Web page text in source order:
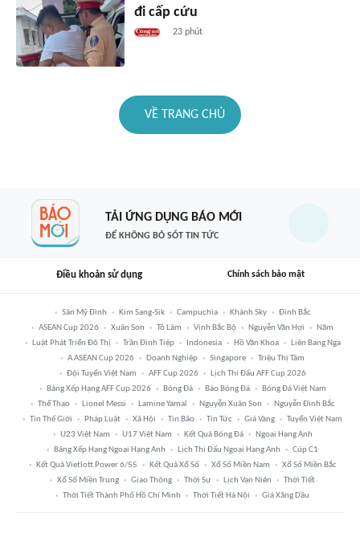
đi cấp cứu
23 phút
VỀ TRANG CHỦ
TẢI ỨNG DỤNG BÁO MỚI
ĐỂ KHÔNG BỎ SÓT TIN TỨC
Điều khoản sử dụng Chính sách bảo mật
Sân Mỹ Đình Kim Sang-Sik Campuchia Khánh Sky
Đình Bắc
ASEAN Cup 2026
Xuân Son Tô Lâm Vịnh Bắc Bộ Nguyễn Văn Hợi
Năm
Luật Phát Triển Đô Thị
Trần Đình Tiệp Indonesia Hồ Văn Khoa
Liên Bang Nga
A ASEAN Cup 2026
Doanh Nghiệp Singapore
Triệu Thị Tâm
Đội Tuyển Việt Nam
AFF Cup 2026
Lịch Thi Đấu AFF Cup 2026
Bảng Xếp Hạng AFF Cup 2026
Bóng Đá Báo Bóng Đá
Bóng Đá Việt Nam
Thể Thao
Lionel Messi Lamine Yamal Nguyễn Xuân Son
Nguyễn Đình Bắc
Tin Thế Giới
Pháp Luật Xã Hội Tin Bão Tin Tức Giá Vàng
Tuyển Việt Nam
U23 Việt Nam
U17 Việt Nam Kết Quả Bóng Đá
Ngoại Hạng Anh
Bảng Xếp Hạng Ngoại Hạng Anh
Lịch Thi Đấu Ngoại Hạng Anh
Cúp C1
Kết Quả Vietlott Power 6/55
Kết Quả Xổ Số Xổ Số Miền Nam
Xổ Số Miền Bắc
Xổ Số Miền Trung
Giao Thông Thời Sự Lịch Vạn Niên
Thời Tiết
Thời Tiết Thành Phố Hồ Chí Minh
Thời Tiết Hà Nội Giá Xăng Dầu